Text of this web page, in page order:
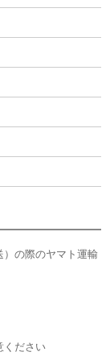
）の際のヤマト運輸
ください